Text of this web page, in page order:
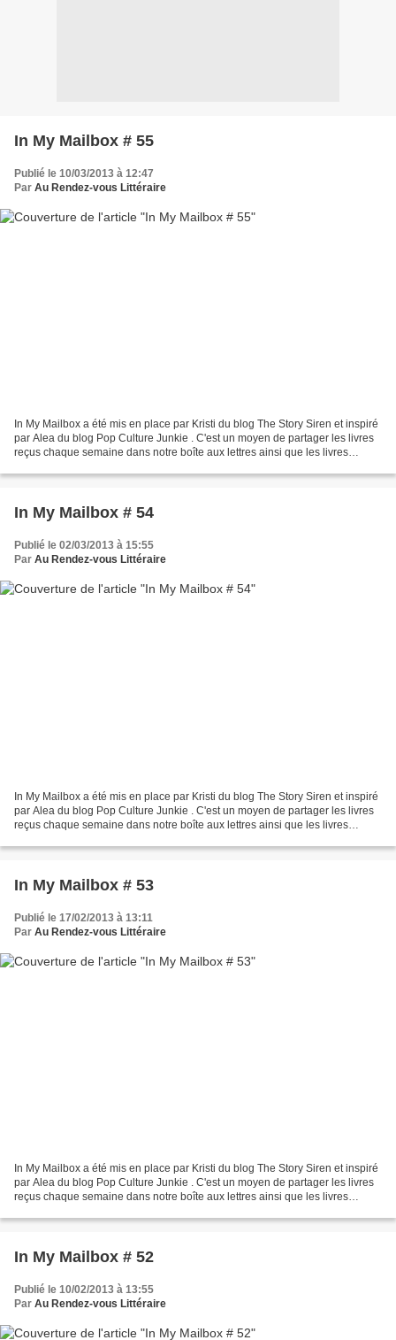
In My Mailbox # 55
Publié le 10/03/2013 à 12:47
Par Au Rendez-vous Littéraire
In My Mailbox a été mis en place par Kristi du blog The Story Siren et inspiré
par Alea du blog Pop Culture Junkie . C'est un moyen de partager les livres
reçus chaque semaine dans notre boîte aux lettres ainsi que les livres
In My Mailbox # 54
Publié le 02/03/2013 à 15:55
Par Au Rendez-vous Littéraire
In My Mailbox a été mis en place par Kristi du blog The Story Siren et inspiré
par Alea du blog Pop Culture Junkie . C'est un moyen de partager les livres
reçus chaque semaine dans notre boîte aux lettres ainsi que les livres
In My Mailbox # 53
Publié le 17/02/2013 à 13:11
Par Au Rendez-vous Littéraire
In My Mailbox a été mis en place par Kristi du blog The Story Siren et inspiré
par Alea du blog Pop Culture Junkie . C'est un moyen de partager les livres
reçus chaque semaine dans notre boîte aux lettres ainsi que les livres
In My Mailbox # 52
Publié le 10/02/2013 à 13:55
Par Au Rendez-vous Littéraire